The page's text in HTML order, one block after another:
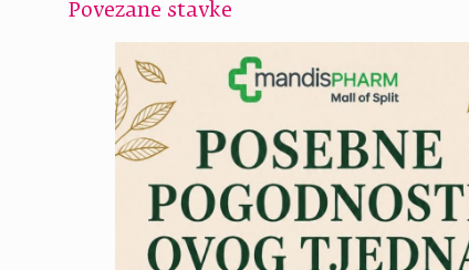
Povezane stavke